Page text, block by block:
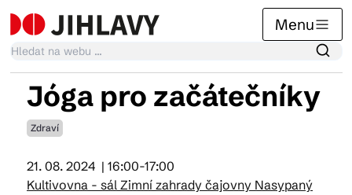
Menu
Kalendář akcí
Tradiční akce
Jóga pro začátečníky
Zdraví
21. 08. 2024 | 16:00-17:00
Kultivovna - sál Zimní zahrady čajovny Nasypaný